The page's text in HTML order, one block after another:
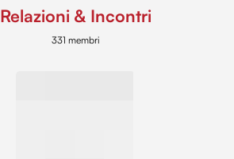
Relazioni & Incontri
331 membri